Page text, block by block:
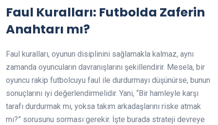
Faul Kuralları: Futbolda Zaferin
Anahtarı mı?
Faul kuralları, oyunun disiplinini sağlamakla kalmaz, aynı
zamanda oyuncuların davranışlarını şekillendirir. Mesela, bir
oyuncu rakip futbolcuyu faul ile durdurmayı düşünürse, bunun
sonuçlarını iyi değerlendirmelidir. Yani, “Bir hamleyle karşı
tarafı durdurmak mı, yoksa takım arkadaşlarını riske atmak
mı?” sorusunu sorması gerekir. İşte burada strateji devreye